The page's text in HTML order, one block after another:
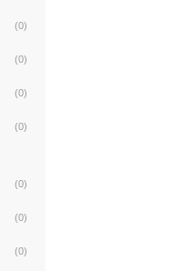
(0)
(0)
(0)
(0)
(0)
(0)
(0)